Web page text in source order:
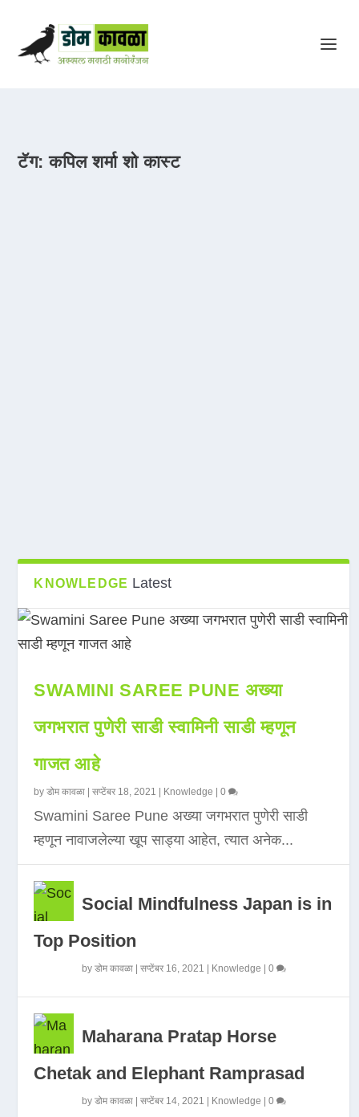
टॅग:कपिल शर्मा शो कास्ट
KNOWLEDGE Latest
SWAMINI SAREE PUNE अख्या
जगभरात पुणेरी साडी स्वामिनी साडी म्हणून
गाजत आहे
byडोम कावळा |सप्टेंबर 18, 2021 Knowledge |0
Swamini Saree Pune अख्या जगभरात पुणेरी साडी
म्हणून नावाजलेल्या खूप साड्या आहेत, त्यात अनेक...
Social Mindfulness Japan is in
Top Position
byडोम कावळा |सप्टेंबर 16, 2021 Knowledge |0
Maharana Pratap Horse
Chetak and Elephant Ramprasad
byडोम कावळा |सप्टेंबर 14, 2021 Knowledge |0